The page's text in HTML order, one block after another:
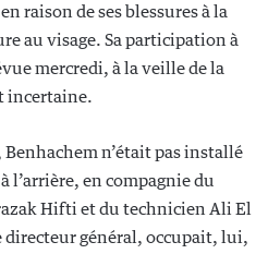
raison de ses blessures à la
au visage. Sa participation à
mercredi, à la veille de la
incertaine.
n’était pas installé
l’arrière, en compagnie du
Hifti et du technicien Ali El
directeur général, occupait, lui,